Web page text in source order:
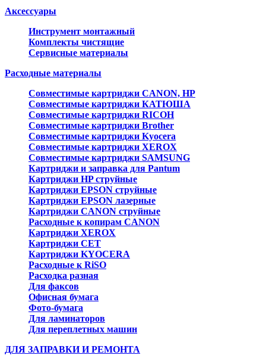
Аксессуары
Инструмент монтажный
Комплекты чистящие
Сервисные материалы
Расходные материалы
Совместимые картриджи CANON, HP
Совместимые картриджи КАТЮША
Совместимые картриджи RICOH
Совместимые картриджи Brother
Совместимые картриджи Kyocera
Совместимые картриджи XEROX
Совместимые картриджи SAMSUNG
Картриджи и заправка для Pantum
Картриджи HP струйные
Картриджи EPSON струйные
Картриджи EPSON лазерные
Картриджи CANON струйные
Расходные к копирам CANON
Картриджи XEROX
Картриджи CET
Картриджи KYOCERA
Расходные к RiSO
Расходка разная
Для факсов
Офисная бумага
Фото-бумага
Для ламинаторов
Для переплетных машин
ДЛЯ ЗАПРАВКИ И РЕМОНТА